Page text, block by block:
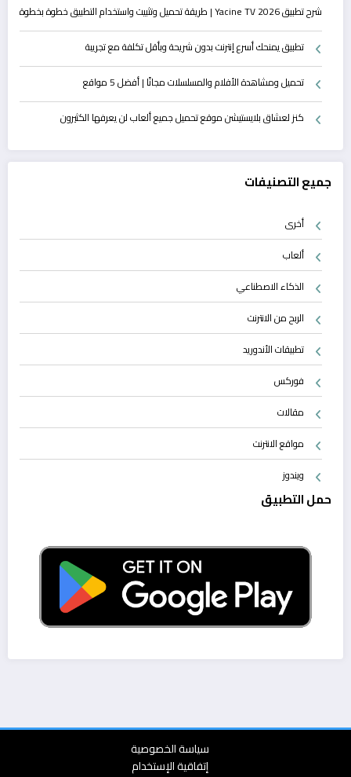
شرح تطبيق Yacine TV 2026 | طريقة تحميل وتثبيت واستخدام التطبيق خطوة بخطوة
تطبيق يمنحك أسرع إنترنت بدون شريحة وبأقل تكلفة مع تجريبة
تحميل ومشاهدة الأفلام والمسلسلات مجانًا | أفضل 5 مواقع
كنز لعشاق بلايستيشن موقع تحميل جميع ألعاب لن يعرفها الكثيرون
جميع التصنيفات
أخرى
ألعاب
الذكاء الاصطناعي
الربح من الانترنت
تطبيقات الأندوريد
فوركس
مقالات
مواقع الانترنت
ويندوز
حمل التطبيق
سياسة الخصوصية
إتفاقية الإستخدام